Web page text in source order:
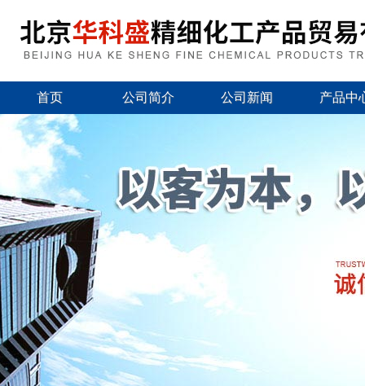
首页 公司简介 公司新闻 产品中